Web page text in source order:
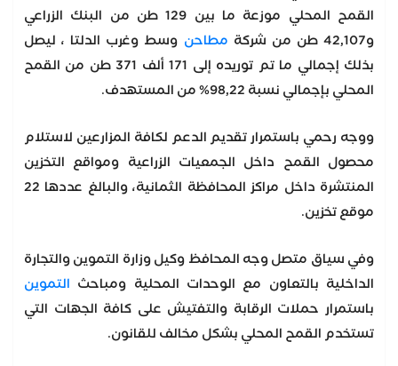
القمح المحلي موزعة ما بين 129 طن من البنك الزراعي
و42,107 طن من شركة
مطاحن وسط وغرب الدلتا ، ليصل
بذلك إجمالي ما تم توريده إلى 171 ألف 371 طن من القمح
المحلي بإجمالي نسبة 98,22% من المستهدف.
ووجه رحمي باستمرار تقديم الدعم لكافة المزارعين لاستلام
محصول القمح داخل الجمعيات الزراعية ومواقع التخزين
المنتشرة داخل مراكز المحافظة الثمانية، والبالغ عددها 22
موقع تخزين.
وفي سياق متصل وجه المحافظ وكيل وزارة التموين والتجارة
الداخلية بالتعاون مع الوحدات المحلية ومباحث
التموين
باستمرار حملات الرقابة والتفتيش على كافة الجهات التي
تستخدم القمح المحلي بشكل مخالف للقانون.